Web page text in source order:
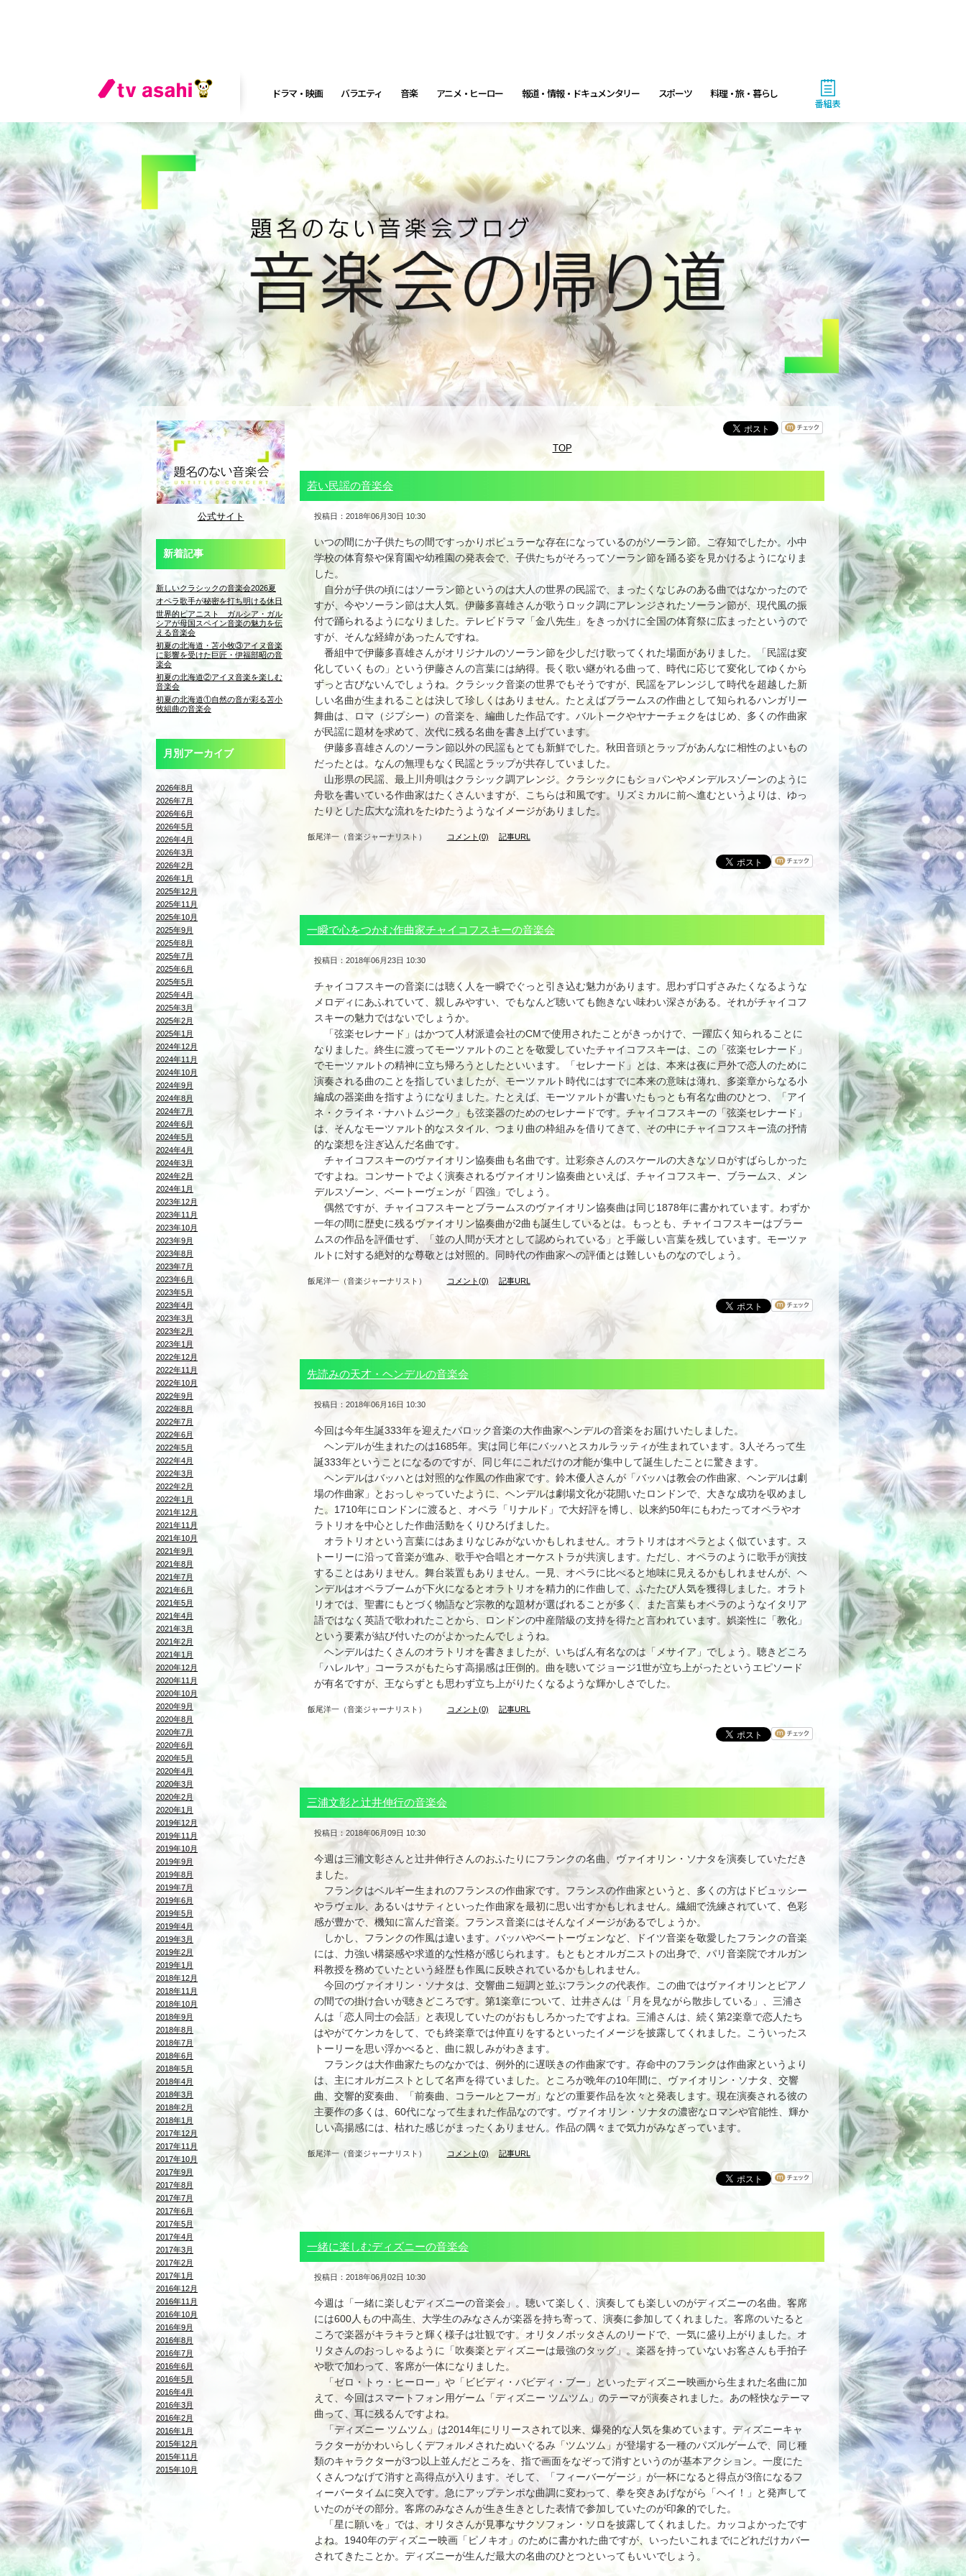
ドラマ・映画 バラエティ 音楽 アニメ・ヒーロー 報道・情報・ドキュメンタリー スポーツ 料理・旅・暮らし
番組表
公式サイト
新着記事
新しいクラシックの音楽会2026夏
オペラ歌手が秘密を打ち明ける休日
世界的ピアニスト ガルシア・ガル
シアが母国スペイン音楽の魅力を伝
える音楽会
初夏の北海道・苫小牧③アイヌ音楽
に影響を受けた巨匠・伊福部昭の音
楽会
初夏の北海道②アイヌ音楽を楽しむ
音楽会
初夏の北海道①自然の音が彩る苫小
牧組曲の音楽会
月別アーカイブ
2026年8月
2026年7月
2026年6月
2026年5月
2026年4月
2026年3月
2026年2月
2026年1月
2025年12月
2025年11月
2025年10月
2025年9月
2025年8月
2025年7月
2025年6月
2025年5月
2025年4月
2025年3月
2025年2月
2025年1月
2024年12月
2024年11月
2024年10月
2024年9月
2024年8月
2024年7月
2024年6月
2024年5月
2024年4月
2024年3月
2024年2月
2024年1月
2023年12月
2023年11月
2023年10月
2023年9月
2023年8月
2023年7月
2023年6月
2023年5月
2023年4月
2023年3月
2023年2月
2023年1月
2022年12月
2022年11月
2022年10月
2022年9月
2022年8月
2022年7月
2022年6月
2022年5月
2022年4月
2022年3月
2022年2月
2022年1月
2021年12月
2021年11月
2021年10月
2021年9月
2021年8月
2021年7月
2021年6月
2021年5月
2021年4月
2021年3月
2021年2月
2021年1月
2020年12月
2020年11月
2020年10月
2020年9月
2020年8月
2020年7月
2020年6月
2020年5月
2020年4月
2020年3月
2020年2月
2020年1月
2019年12月
2019年11月
2019年10月
2019年9月
2019年8月
2019年7月
2019年6月
2019年5月
2019年4月
2019年3月
2019年2月
2019年1月
2018年12月
2018年11月
2018年10月
2018年9月
2018年8月
2018年7月
2018年6月
2018年5月
2018年4月
2018年3月
2018年2月
2018年1月
2017年12月
2017年11月
2017年10月
2017年9月
2017年8月
2017年7月
2017年6月
2017年5月
2017年4月
2017年3月
2017年2月
2017年1月
2016年12月
2016年11月
2016年10月
2016年9月
2016年8月
2016年7月
2016年6月
2016年5月
2016年4月
2016年3月
2016年2月
2016年1月
2015年12月
2015年11月
2015年10月
TOP
若い民謡の音楽会
投稿日：2018年06月30日 10:30
いつの間にか子供たちの間ですっかりポピュラーな存在になっているのがソーラン節。ご存知でしたか。小中
学校の体育祭や保育園や幼稚園の発表会で、子供たちがそろってソーラン節を踊る姿を見かけるようになりま
した。
自分が子供の頃にはソーラン節というのは大人の世界の民謡で、まったくなじみのある曲ではなかったので
すが、今やソーラン節は大人気。伊藤多喜雄さんが歌うロック調にアレンジされたソーラン節が、現代風の振
付で踊られるようになりました。テレビドラマ「金八先生」をきっかけに全国の体育祭に広まったというので
すが、そんな経緯があったんですね。
番組中で伊藤多喜雄さんがオリジナルのソーラン節を少しだけ歌ってくれた場面がありました。「民謡は変
化していくもの」という伊藤さんの言葉には納得。長く歌い継がれる曲って、時代に応じて変化してゆくから
ずっと古びないんでしょうね。クラシック音楽の世界でもそうですが、民謡をアレンジして時代を超越した新
しい名曲が生まれることは決して珍しくはありません。たとえばブラームスの作曲として知られるハンガリー
舞曲は、ロマ（ジプシー）の音楽を、編曲した作品です。バルトークやヤナーチェクをはじめ、多くの作曲家
が民謡に題材を求めて、次代に残る名曲を書き上げています。
伊藤多喜雄さんのソーラン節以外の民謡もとても新鮮でした。秋田音頭とラップがあんなに相性のよいもの
だったとは。なんの無理もなく民謡とラップが共存していました。
山形県の民謡、最上川舟唄はクラシック調アレンジ。クラシックにもショパンやメンデルスゾーンのように
舟歌を書いている作曲家はたくさんいますが、こちらは和風です。リズミカルに前へ進むというよりは、ゆっ
たりとした広大な流れをたゆたうようなイメージがありました。
飯尾洋一（音楽ジャーナリスト） コメント(0) 記事URL
一瞬で心をつかむ作曲家チャイコフスキーの音楽会
投稿日：2018年06月23日 10:30
チャイコフスキーの音楽には聴く人を一瞬でぐっと引き込む魅力があります。思わず口ずさみたくなるような
メロディにあふれていて、親しみやすい、でもなんど聴いても飽きない味わい深さがある。それがチャイコフ
スキーの魅力ではないでしょうか。
「弦楽セレナード」はかつて人材派遣会社のCMで使用されたことがきっかけで、一躍広く知られることに
なりました。終生に渡ってモーツァルトのことを敬愛していたチャイコフスキーは、この「弦楽セレナード」
でモーツァルトの精神に立ち帰ろうとしたといいます。「セレナード」とは、本来は夜に戸外で恋人のために
演奏される曲のことを指していましたが、モーツァルト時代にはすでに本来の意味は薄れ、多楽章からなる小
編成の器楽曲を指すようになりました。たとえば、モーツァルトが書いたもっとも有名な曲のひとつ、「アイ
ネ・クライネ・ナハトムジーク」も弦楽器のためのセレナードです。チャイコフスキーの「弦楽セレナード」
は、そんなモーツァルト的なスタイル、つまり曲の枠組みを借りてきて、その中にチャイコフスキー流の抒情
的な楽想を注ぎ込んだ名曲です。
チャイコフスキーのヴァイオリン協奏曲も名曲です。辻彩奈さんのスケールの大きなソロがすばらしかった
ですよね。コンサートでよく演奏されるヴァイオリン協奏曲といえば、チャイコフスキー、ブラームス、メン
デルスゾーン、ベートーヴェンが「四強」でしょう。
偶然ですが、チャイコフスキーとブラームスのヴァイオリン協奏曲は同じ1878年に書かれています。わずか
一年の間に歴史に残るヴァイオリン協奏曲が2曲も誕生しているとは。もっとも、チャイコフスキーはブラー
ムスの作品を評価せず、「並の人間が天才として認められている」と手厳しい言葉を残しています。モーツァ
ルトに対する絶対的な尊敬とは対照的。同時代の作曲家への評価とは難しいものなのでしょう。
飯尾洋一（音楽ジャーナリスト） コメント(0) 記事URL
先読みの天才・ヘンデルの音楽会
投稿日：2018年06月16日 10:30
今回は今年生誕333年を迎えたバロック音楽の大作曲家ヘンデルの音楽をお届けいたしました。
ヘンデルが生まれたのは1685年。実は同じ年にバッハとスカルラッティが生まれています。3人そろって生
誕333年ということになるのですが、同じ年にこれだけの才能が集中して誕生したことに驚きます。
ヘンデルはバッハとは対照的な作風の作曲家です。鈴木優人さんが「バッハは教会の作曲家、ヘンデルは劇
場の作曲家」とおっしゃっていたように、ヘンデルは劇場文化が花開いたロンドンで、大きな成功を収めまし
た。1710年にロンドンに渡ると、オペラ「リナルド」で大好評を博し、以来約50年にもわたってオペラやオ
ラトリオを中心とした作曲活動をくりひろげました。
オラトリオという言葉にはあまりなじみがないかもしれません。オラトリオはオペラとよく似ています。ス
トーリーに沿って音楽が進み、歌手や合唱とオーケストラが共演します。ただし、オペラのように歌手が演技
することはありません。舞台装置もありません。一見、オペラに比べると地味に見えるかもしれませんが、ヘ
ンデルはオペラブームが下火になるとオラトリオを精力的に作曲して、ふたたび人気を獲得しました。オラト
リオでは、聖書にもとづく物語など宗教的な題材が選ばれることが多く、また言葉もオペラのようなイタリア
語ではなく英語で歌われたことから、ロンドンの中産階級の支持を得たと言われています。娯楽性に「教化」
という要素が結び付いたのがよかったんでしょうね。
ヘンデルはたくさんのオラトリオを書きましたが、いちばん有名なのは「メサイア」でしょう。聴きどころ
「ハレルヤ」コーラスがもたらす高揚感は圧倒的。曲を聴いてジョージ1世が立ち上がったというエピソード
が有名ですが、王ならずとも思わず立ち上がりたくなるような輝かしさでした。
飯尾洋一（音楽ジャーナリスト） コメント(0) 記事URL
三浦文彰と辻井伸行の音楽会
投稿日：2018年06月09日 10:30
今週は三浦文彰さんと辻井伸行さんのおふたりにフランクの名曲、ヴァイオリン・ソナタを演奏していただき
ました。
フランクはベルギー生まれのフランスの作曲家です。フランスの作曲家というと、多くの方はドビュッシー
やラヴェル、あるいはサティといった作曲家を最初に思い出すかもしれません。繊細で洗練されていて、色彩
感が豊かで、機知に富んだ音楽。フランス音楽にはそんなイメージがあるでしょうか。
しかし、フランクの作風は違います。バッハやベートーヴェンなど、ドイツ音楽を敬愛したフランクの音楽
には、力強い構築感や求道的な性格が感じられます。もともとオルガニストの出身で、パリ音楽院でオルガン
科教授を務めていたという経歴も作風に反映されているかもしれません。
今回のヴァイオリン・ソナタは、交響曲ニ短調と並ぶフランクの代表作。この曲ではヴァイオリンとピアノ
の間での掛け合いが聴きどころです。第1楽章について、辻井さんは「月を見ながら散歩している」、三浦さ
んは「恋人同士の会話」と表現していたのがおもしろかったですよね。三浦さんは、続く第2楽章で恋人たち
はやがてケンカをして、でも終楽章では仲直りをするといったイメージを披露してくれました。こういったス
トーリーを思い浮かべると、曲に親しみがわきます。
フランクは大作曲家たちのなかでは、例外的に遅咲きの作曲家です。存命中のフランクは作曲家というより
は、主にオルガニストとして名声を得ていました。ところが晩年の10年間に、ヴァイオリン・ソナタ、交響
曲、交響的変奏曲、「前奏曲、コラールとフーガ」などの重要作品を次々と発表します。現在演奏される彼の
主要作の多くは、60代になって生まれた作品なのです。ヴァイオリン・ソナタの濃密なロマンや官能性、輝か
しい高揚感には、枯れた感じがまったくありません。作品の隅々まで気力がみなぎっています。
飯尾洋一（音楽ジャーナリスト） コメント(0) 記事URL
一緒に楽しむディズニーの音楽会
投稿日：2018年06月02日 10:30
今週は「一緒に楽しむディズニーの音楽会」。聴いて楽しく、演奏しても楽しいのがディズニーの名曲。客席
には600人もの中高生、大学生のみなさんが楽器を持ち寄って、演奏に参加してくれました。客席のいたると
ころで楽器がキラキラと輝く様子は壮観です。オリタノボッタさんのリードで、一気に盛り上がりました。オ
リタさんのおっしゃるように「吹奏楽とディズニーは最強のタッグ」。楽器を持っていないお客さんも手拍子
や歌で加わって、客席が一体になりました。
「ゼロ・トゥ・ヒーロー」や「ビビディ・バビディ・ブー」といったディズニー映画から生まれた名曲に加
えて、今回はスマートフォン用ゲーム「ディズニー ツムツム」のテーマが演奏されました。あの軽快なテーマ
曲って、耳に残るんですよね。
「ディズニー ツムツム」は2014年にリリースされて以来、爆発的な人気を集めています。ディズニーキャ
ラクターがかわいらしくデフォルメされたぬいぐるみ「ツムツム」が登場する一種のパズルゲームで、同じ種
類のキャラクターが3つ以上並んだところを、指で画面をなぞって消すというのが基本アクション。一度にた
くさんつなげて消すと高得点が入ります。そして、「フィーバーゲージ」が一杯になると得点が3倍になるフ
ィーバータイムに突入です。急にアップテンポな曲調に変わって、拳を突きあげながら「ヘイ！」と発声して
いたのがその部分。客席のみなさんが生き生きとした表情で参加していたのが印象的でした。
「星に願いを」では、オリタさんが見事なサクソフォン・ソロを披露してくれました。カッコよかったです
よね。1940年のディズニー映画「ピノキオ」のために書かれた曲ですが、いったいこれまでにどれだけカバー
されてきたことか。ディズニーが生んだ最大の名曲のひとつといってもいいでしょう。